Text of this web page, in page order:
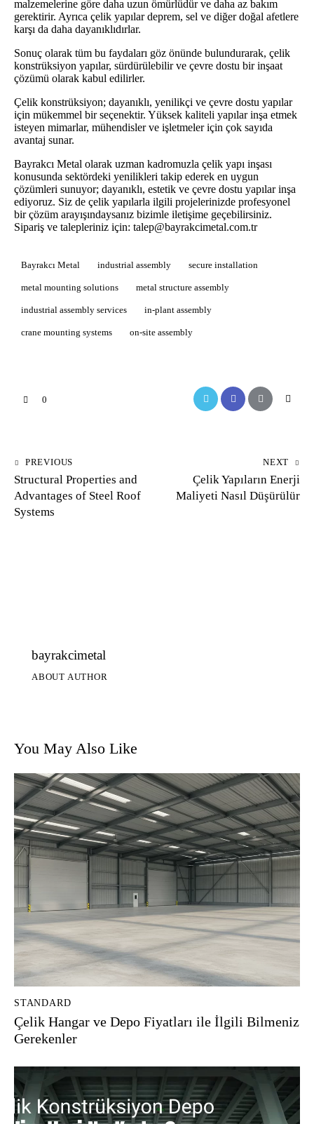
malzemelerine göre daha uzun ömürlüdür ve daha az bakım
gerektirir. Ayrıca çelik yapılar deprem, sel ve diğer doğal afetlere
karşı da daha dayanıklıdırlar.
Sonuç olarak tüm bu faydaları göz önünde bulundurarak, çelik
konstrüksiyon yapılar, sürdürülebilir ve çevre dostu bir inşaat
çözümü olarak kabul edilirler.
Çelik konstrüksiyon; dayanıklı, yenilikçi ve çevre dostu yapılar
için mükemmel bir seçenektir. Yüksek kaliteli yapılar inşa etmek
isteyen mimarlar, mühendisler ve işletmeler için çok sayıda
avantaj sunar.
Bayrakcı Metal olarak uzman kadromuzla çelik yapı inşası
konusunda sektördeki yenilikleri takip ederek en uygun
çözümleri sunuyor; dayanıklı, estetik ve çevre dostu yapılar inşa
ediyoruz. Siz de çelik yapılarla ilgili projelerinizde profesyonel
bir çözüm arayışındaysanız bizimle iletişime geçebilirsiniz.
Sipariş ve talepleriniz için: talep@bayrakcimetal.com.tr
Bayrakcı Metal industrial assembly secure installation
metal mounting solutions metal structure assembly
industrial assembly services in-plant assembly
crane mounting systems on-site assembly
0
PREVIOUS
Structural Properties and
Advantages of Steel Roof
Systems
NEXT
Çelik Yapıların Enerji
Maliyeti Nasıl Düşürülür
bayrakcimetal
ABOUT AUTHOR
You May Also Like
STANDARD
Çelik Hangar ve Depo Fiyatları ile İlgili Bilmeniz
Gerekenler